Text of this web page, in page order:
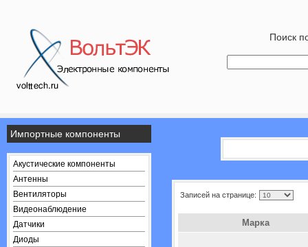
Поиск
Импортные компоненты
Акустические компоненты
Антенны
Вентиляторы
Видеонаблюдение
Датчики
Диоды
Записей на странице:
Марка